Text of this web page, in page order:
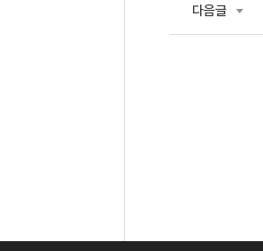
다음글